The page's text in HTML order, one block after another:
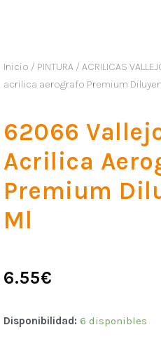
Inicio / PINTURA / ACRILICAS
acrilica aerografo Premium
62066
Acrilica
Premium
Ml
6.55€
Disponibilidad: 6 disponibles